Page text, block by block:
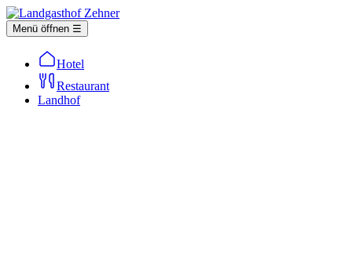
Menü öffnen ☰
Hotel
Restaurant
Landhof